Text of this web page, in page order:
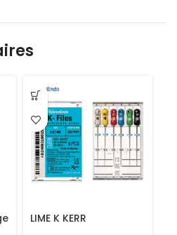
LIME K KERR